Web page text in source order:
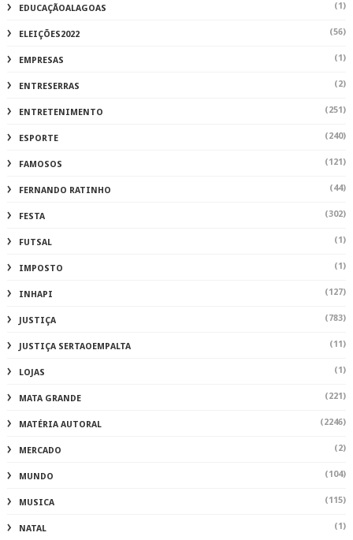
EDUCAÇÃOALAGOAS (1)
ELEIÇÕES2022 (56)
EMPRESAS (1)
ENTRESERRAS (2)
ENTRETENIMENTO (251)
ESPORTE (240)
FAMOSOS (121)
FERNANDO RATINHO (44)
FESTA (302)
FUTSAL (1)
IMPOSTO (1)
INHAPI (127)
JUSTIÇA (783)
JUSTIÇA SERTAOEMPALTA (11)
LOJAS (1)
MATA GRANDE (221)
MATÉRIA AUTORAL (2246)
MERCADO (2)
MUNDO (104)
MUSICA (115)
NATAL (1)